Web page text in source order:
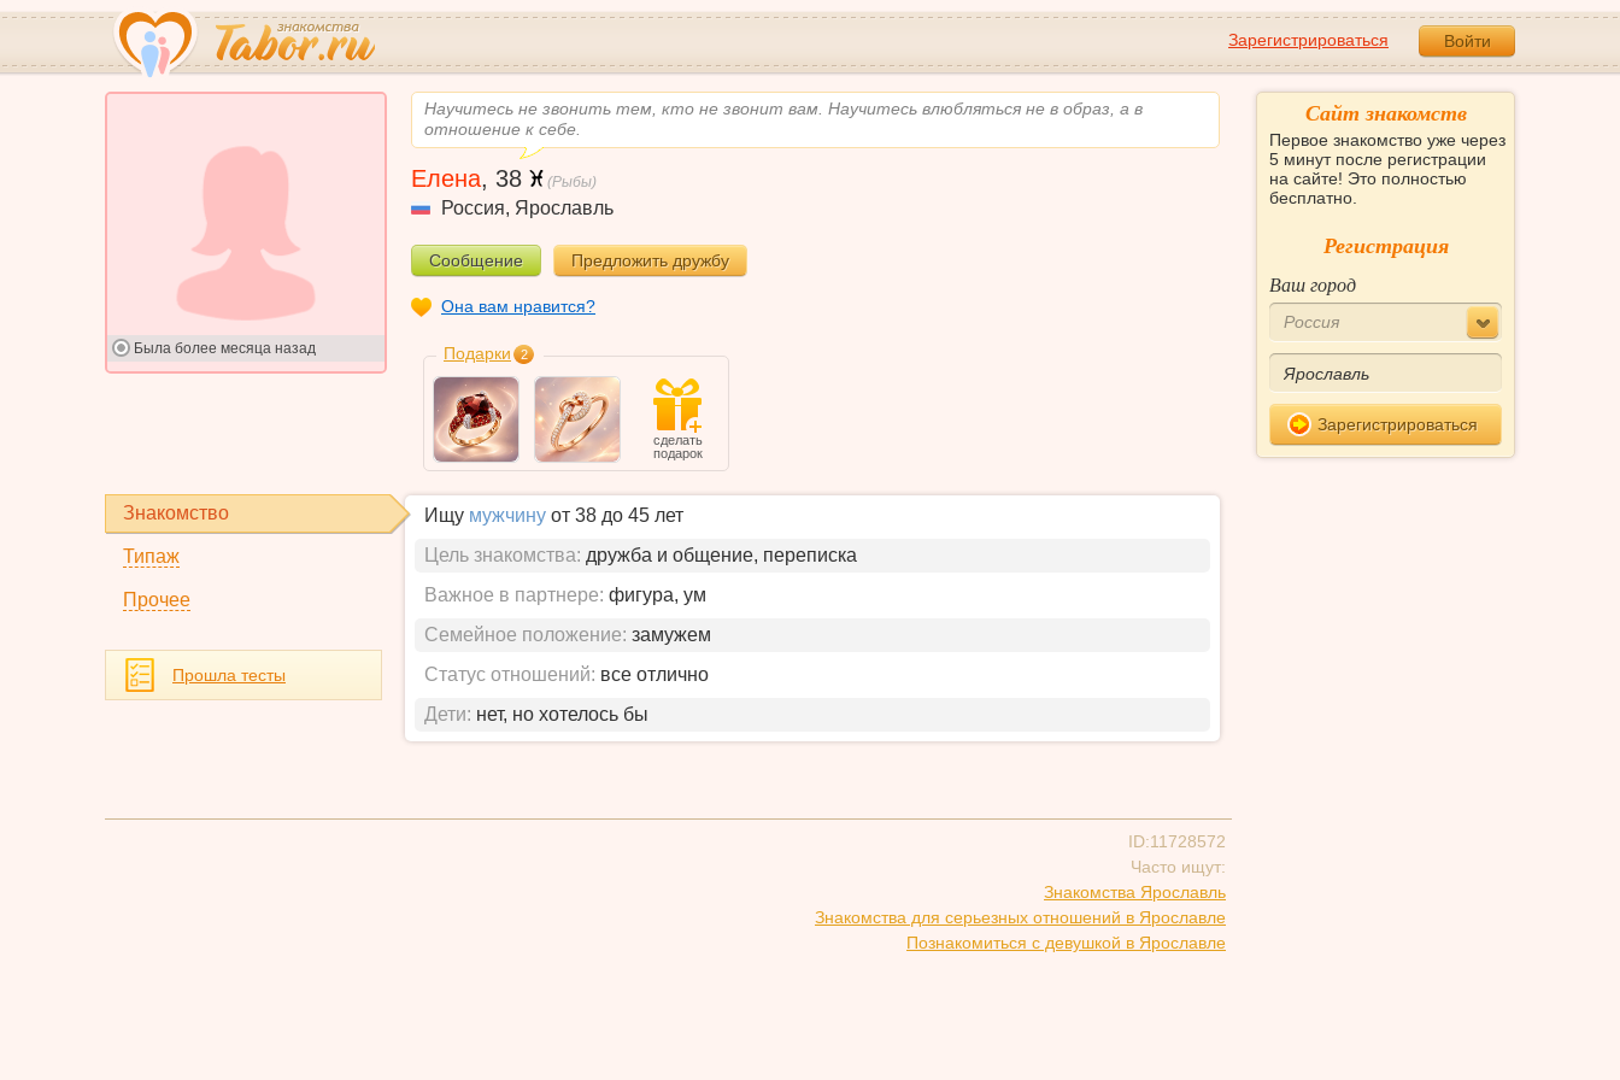
Зарегистрироваться Войти
Научитесь не звонить тем, кто не звонит вам. Научитесь влюбляться не в образ, а в
отношение к себе.
Была более месяца назад
Елена, 38 (Рыбы)
Россия, Ярославль
Сообщение Предложить дружбу
Она вам нравится?
Подарки 2
сделать
подарок
Знакомство
Типаж
Прочее
Ищу мужчину от 38 до 45 лет
Цель знакомства: дружба и общение, переписка
Важное в партнере: фигура, ум
Семейное положение: замужем
Статус отношений: все отлично
Дети: нет, но хотелось бы
Прошла тесты
ID:11728572
Часто ищут:
Знакомства Ярославль
Знакомства для серьезных отношений в Ярославле
Познакомиться с девушкой в Ярославле
Сайт знакомств
Первое знакомство уже через
5 минут после регистрации
на сайте! Это полностью
бесплатно.
Регистрация
Ваш город
Россия
Зарегистрироваться